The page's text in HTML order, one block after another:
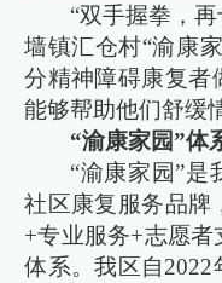
“双手握拳，
墙镇汇仓村“渝康
分精神障碍康复者
能够帮助他们舒缓
“渝康家园”体
“渝康家园”是
社区康复服务品牌
+专业服务+志愿者
体系。我区自